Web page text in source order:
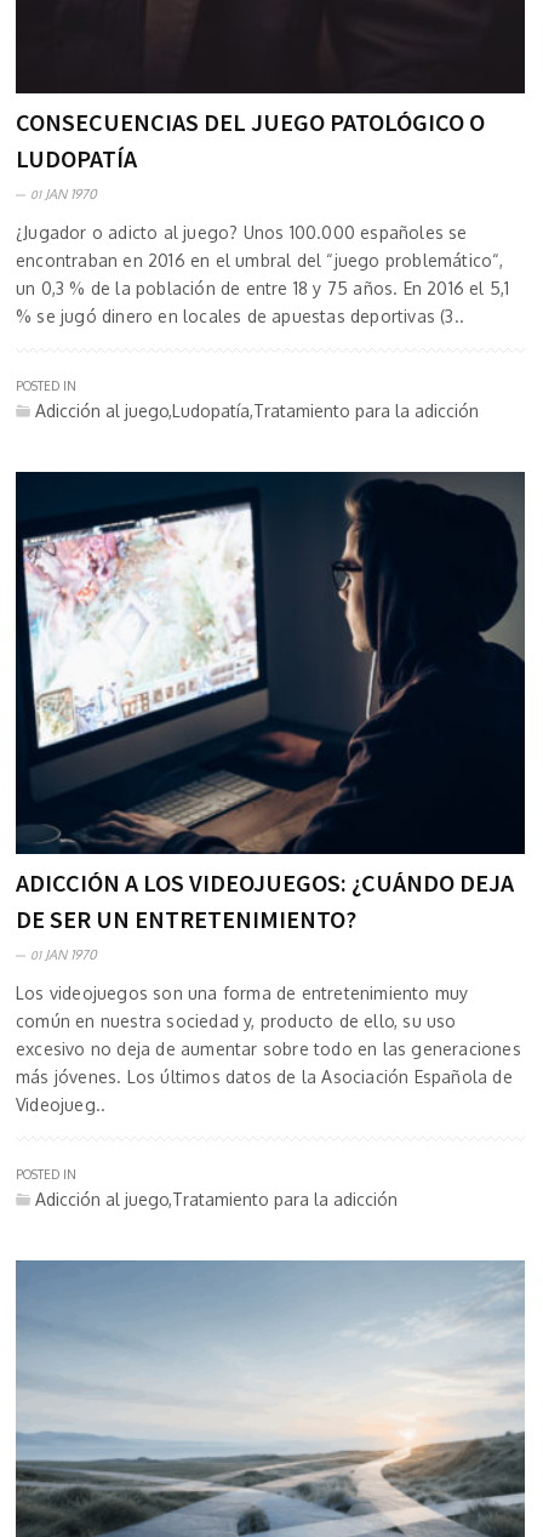
CONSECUENCIAS DEL JUEGO PATOLÓGICO O
LUDOPATÍA
01JAN 1970
¿Jugador o adicto al juego? Unos 100.000 españoles se
encontraban en 2016 en el umbral del “juego problemático“,
un 0,3 % de la población de entre 18 y 75 años. En 2016 el 5,1
% se jugó dinero en locales de apuestas deportivas (3..
POSTED IN
Adicción al juego,Ludopatía,Tratamiento para la adicción
ADICCIÓN A LOS VIDEOJUEGOS: ¿CUÁNDO DEJA
DE SER UN ENTRETENIMIENTO?
01JAN 1970
Los videojuegos son una forma de entretenimiento muy
común en nuestra sociedad y, producto de ello, su uso
excesivo no deja de aumentar sobre todo en las generaciones
más jóvenes. Los últimos datos de la Asociación Española de
Videojueg..
POSTED IN
Adicción al juego,Tratamiento para la adicción